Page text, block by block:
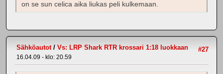
on se sun celica aika liukas peli kulkemaan.
#27
Sähköautot/ Vs: LRP Shark RTR krossari 1:18 luokkaan
16.04.09 - klo: 20.59